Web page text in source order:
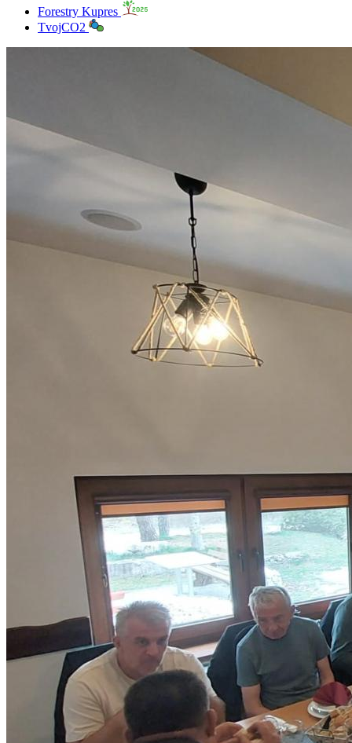
Forestry Kupres
TvojCO2